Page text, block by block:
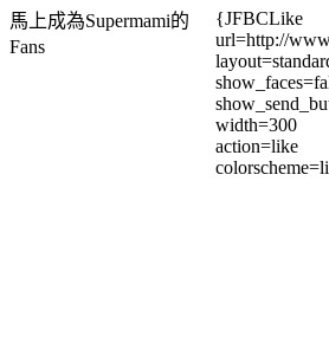
馬上成為Supermami的
Fans
{JFBCLike
url=http://
width=300
action=like